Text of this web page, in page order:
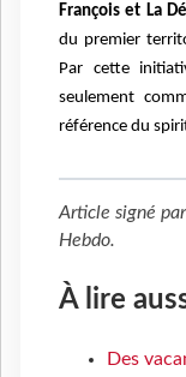
François et La
du premier
Par cette
seulement
référence du
Article signé par
Hebdo.
À lire
Des